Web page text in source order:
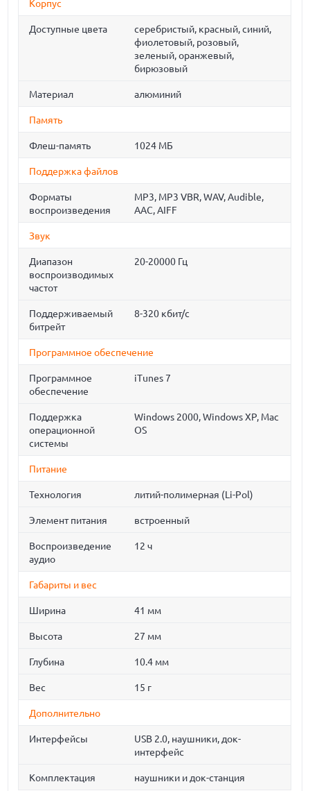
Корпус
Доступные цвета
серебристый, красный, синий,
фиолетовый, розовый,
зеленый, оранжевый,
бирюзовый
Материал алюминий
Память
Флеш-память 1024 МБ
Поддержка файлов
Форматы
воспроизведения
MP3, MP3 VBR, WAV, Audible,
AAC, AIFF
Звук
Диапазон
воспроизводимых
частот
20-20000 Гц
Поддерживаемый
битрейт
8-320 кбит/с
Программное обеспечение
Программное
обеспечение
iTunes 7
Поддержка
операционной
системы
Windows 2000, Windows XP, Mac
OS
Питание
Технология литий-полимерная (Li-Pol)
Элемент питания встроенный
Воспроизведение
аудио
12 ч
Габариты и вес
Ширина 41 мм
Высота 27 мм
Глубина 10.4 мм
Вес 15 г
Дополнительно
Интерфейсы
USB 2.0, наушники, док-
интерфейс
Комплектация наушники и док-станция